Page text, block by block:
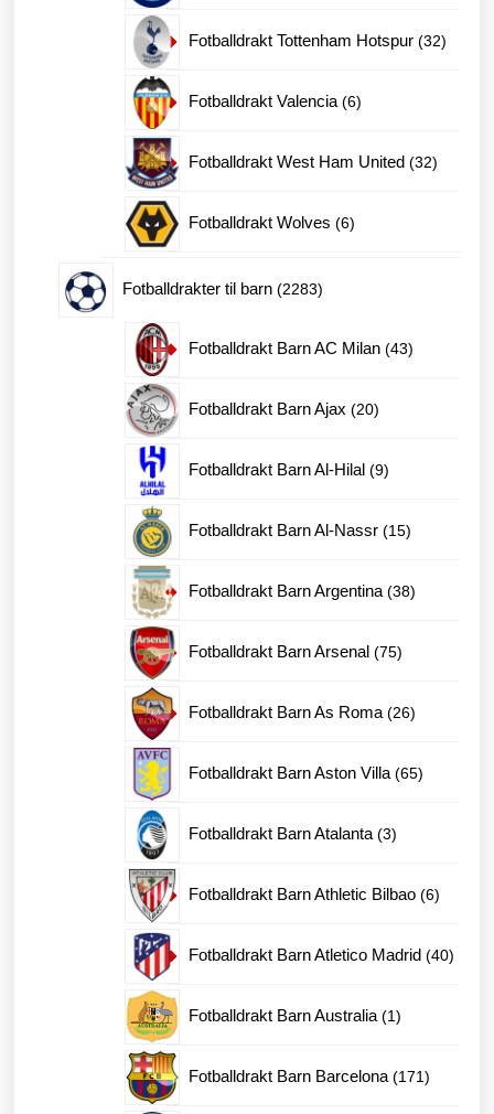
Fotballdrakt Tottenham Hotspur 3232
Fotballdrakt Valencia 66
Fotballdrakt West Ham United 3232
Fotballdrakt Wolves 66
Fotballdrakter til barn 22832283
Fotballdrakt Barn AC Milan 4343
Fotballdrakt Barn Ajax 2020
Fotballdrakt Barn Al-Hilal 99
Fotballdrakt Barn Al-Nassr 1515
Fotballdrakt Barn Argentina 3838
Fotballdrakt Barn Arsenal 7575
Fotballdrakt Barn As Roma 2626
Fotballdrakt Barn Aston Villa 6565
Fotballdrakt Barn Atalanta 33
Fotballdrakt Barn Athletic Bilbao 66
Fotballdrakt Barn Atletico Madrid 4040
Fotballdrakt Barn Australia 11
Fotballdrakt Barn Barcelona 171171